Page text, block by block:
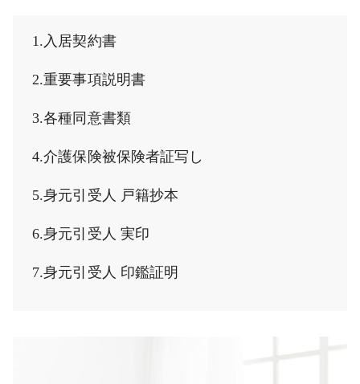
1.入居契約書
2.重要事項説明書
3.各種同意書類
4.介護保険被保険者証写し
5.身元引受人 戸籍抄本
6.身元引受人 実印
7.身元引受人 印鑑証明